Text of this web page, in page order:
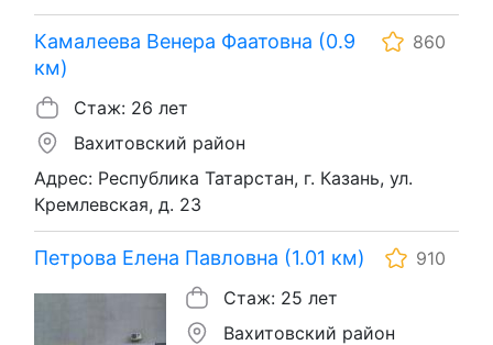
Камалеева Венера Фаатовна (0.9
км)
860
Стаж: 26 лет
Вахитовский район
Адрес: Республика Татарстан, г. Казань, ул.
Кремлевская, д. 23
Петрова Елена Павловна (1.01 км)
910
Стаж: 25 лет
Вахитовский район